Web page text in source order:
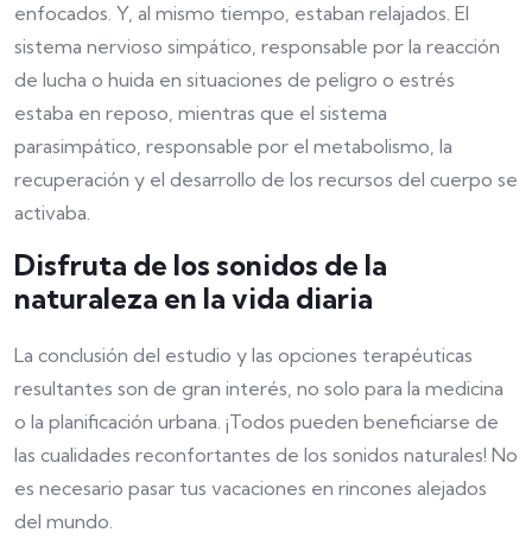
enfocados. Y, al mismo tiempo, estaban relajados. El
sistema nervioso simpático, responsable por la reacción
de lucha o huida en situaciones de peligro o estrés
estaba en reposo, mientras que el sistema
parasimpático, responsable por el metabolismo, la
recuperación y el desarrollo de los recursos del cuerpo se
activaba.
Disfruta de los sonidos de la
naturaleza en la vida diaria
La conclusión del estudio y las opciones terapéuticas
resultantes son de gran interés, no solo para la medicina
o la planificación urbana. ¡Todos pueden beneficiarse de
las cualidades reconfortantes de los sonidos naturales! No
es necesario pasar tus vacaciones en rincones alejados
del mundo.